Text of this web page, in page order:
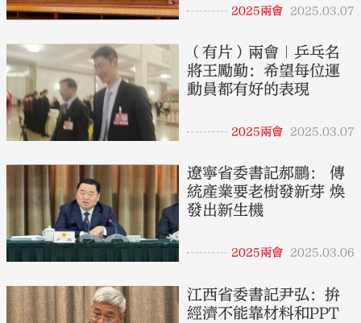
2025兩會 2025.03.07
（有片）兩會｜乒乓名
將王勵勤：希望每位運
動員都有好的表現
2025兩會 2025.03.07
遼寧省委書記郝鵬： 傳
統產業要老樹發新芽 煥
發出新生機
2025兩會 2025.03.06
江西省委書記尹弘：拚
經濟不能靠材料和PPT